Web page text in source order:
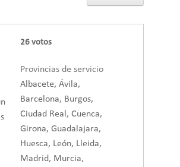
26votos
Provincias de servicio
Albacete, Ávila,
Barcelona, Burgos,
Ciudad Real, Cuenca,
Girona, Guadalajara,
Huesca, León, Lleida,
Madrid, Murcia,